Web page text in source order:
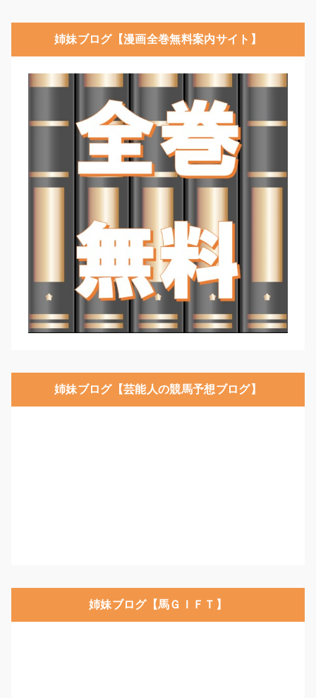
姉妹ブログ【漫画全巻無料案内サイト】
姉妹ブログ【芸能人の競馬予想ブログ】
姉妹ブログ【馬ＧＩＦＴ】